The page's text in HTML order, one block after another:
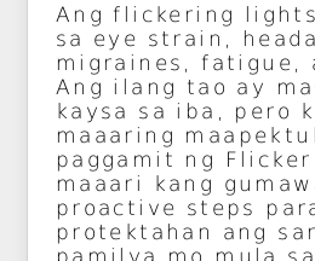
Ang flickering
sa eye strain,
migraines, fatigue,
Ang ilang tao ay
kaysa sa iba, pero
maaaring
paggamit ng Flicker
maaari kang
proactive steps
protektahan ang
pamilya mo mula